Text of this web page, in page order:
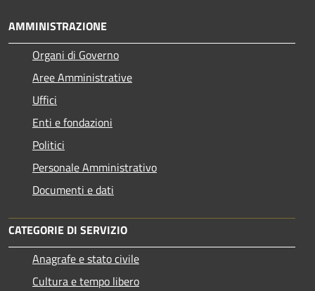
AMMINISTRAZIONE
Organi di Governo
Aree Amministrative
Uffici
Enti e fondazioni
Politici
Personale Amministrativo
Documenti e dati
CATEGORIE DI SERVIZIO
Anagrafe e stato civile
Cultura e tempo libero